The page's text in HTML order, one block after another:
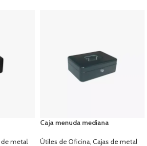
de metal
Caja menuda mediana
Útiles de Oficina, Cajas de metal